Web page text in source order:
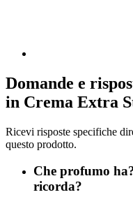
Domande e
in Crema Extra
Ricevi risposte specifiche
questo prodotto.
Che profumo
ricorda?